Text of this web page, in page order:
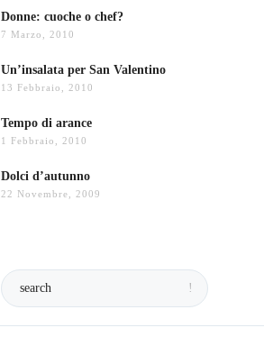
Donne: cuoche o chef?
7 Marzo, 2010
Un’insalata per San Valentino
13 Febbraio, 2010
Tempo di arance
1 Febbraio, 2010
Dolci d’autunno
22 Novembre, 2009